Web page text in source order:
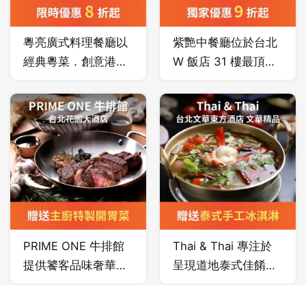
及多道創意料理，滿
足饕客大快朵頤的慾
望。
膩質感，為風尚及品
味的餐廳。
粵亮廣式料理餐廳以
經典粵菜．創意港點
以食材的原始風味為
出發，加上主廚精湛
廚藝詮釋，無論在經
典粵菜或是創意料理
都完整表現粵式精
髓，特別在火候的掌
握、煲湯的鮮甜、當
季食材的運用、多款
主食的講究配料的道
地港點，道道都展現
紫艷中餐廳位於台北
W 飯店 31 樓最頂
計都讓人驚艷；餐廳
分為小食、開放式廚
房、包廂和酒吧；貴
賓可從吧台區開始體
驗紫艷中餐廳的迷幻
體驗，吧台是以線條
洗鍊的大理石打造而
成，搭配華麗的燈飾
與紫色調牆面所營造
的設計感，亦可為您
PRIME ONE 牛排館
提供饕客品味奢華牛
Thai & Thai 專注於
呈現道地泰式佳餚，